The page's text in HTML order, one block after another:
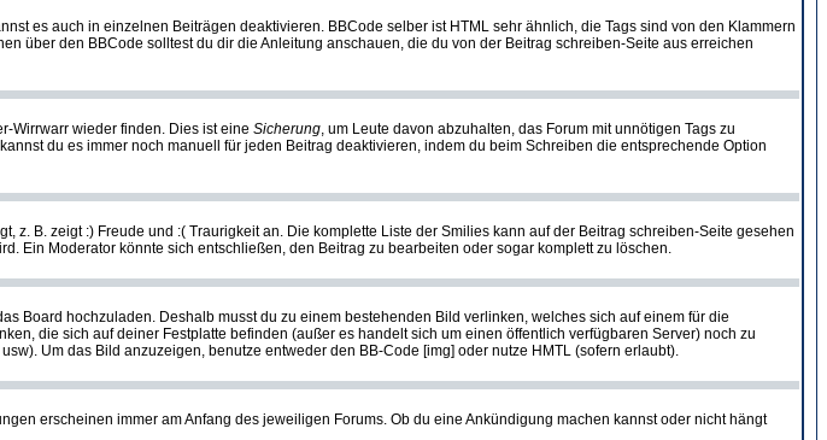
es auch in einzelnen Beiträgen deaktivieren. BBCode selber ist HTML sehr ähnlich, die Tags sind von den Klammern
über den BBCode solltest du dir die Anleitung anschauen, die du von der Beitrag schreiben-Seite aus erreichen
Wirrwarr wieder finden. Dies ist eine Sicherung, um Leute davon abzuhalten, das Forum mit unnötigen Tags zu
du es immer noch manuell für jeden Beitrag deaktivieren, indem du beim Schreiben die entsprechende Option
B. zeigt :) Freude und :( Traurigkeit an. Die komplette Liste der Smilies kann auf der Beitrag schreiben-Seite gesehen
Ein Moderator könnte sich entschließen, den Beitrag zu bearbeiten oder sogar komplett zu löschen.
Board hochzuladen. Deshalb musst du zu einem bestehenden Bild verlinken, welches sich auf einem für die
die sich auf deiner Festplatte befinden (außer es handelt sich um einen öffentlich verfügbaren Server) noch zu
Um das Bild anzuzeigen, benutze entweder den BB-Code [img] oder nutze HMTL (sofern erlaubt).
erscheinen immer am Anfang des jeweiligen Forums. Ob du eine Ankündigung machen kannst oder nicht hängt